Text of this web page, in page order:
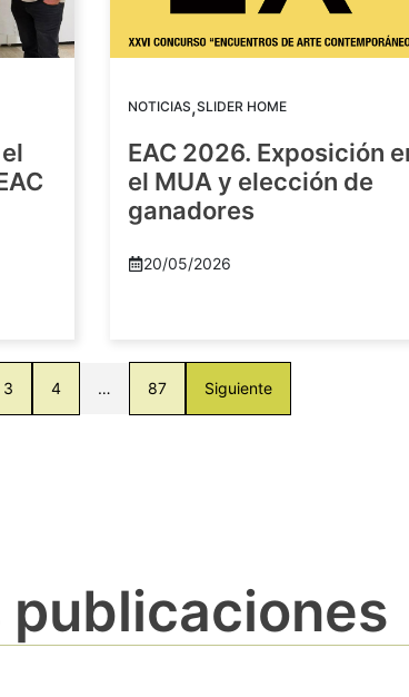
NOTICIAS,SLIDER HOME
EAC 2026. Exposición
el MUA y elección de
ganadores
20/05/2026
3 4 … 87 Siguiente
publicaciones